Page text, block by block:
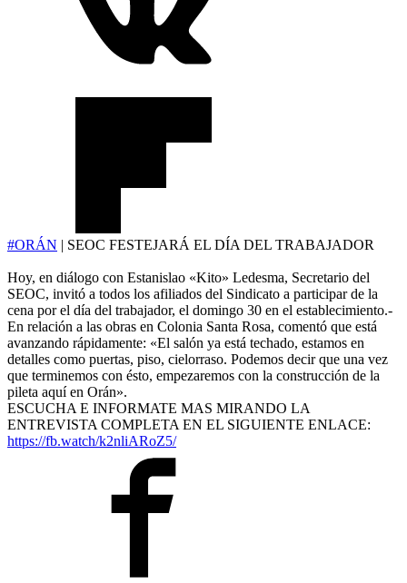
#ORÁN | SEOC FESTEJARÁ EL DÍA DEL TRABAJADOR
Hoy, en diálogo con Estanislao «Kito» Ledesma, Secretario del
SEOC, invitó a todos los afiliados del Sindicato a participar de la
cena por el día del trabajador, el domingo 30 en el establecimiento.-
En relación a las obras en Colonia Santa Rosa, comentó que está
avanzando rápidamente: «El salón ya está techado, estamos en
detalles como puertas, piso, cielorraso. Podemos decir que una vez
que terminemos con ésto, empezaremos con la construcción de la
pileta aquí en Orán».
ESCUCHA E INFORMATE MAS MIRANDO LA
ENTREVISTA COMPLETA EN EL SIGUIENTE ENLACE:
https://fb.watch/k2nliARoZ5/